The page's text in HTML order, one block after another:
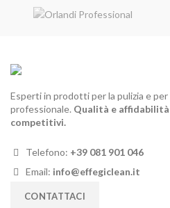
Esperti in prodotti per la pulizia e
professionale. Qualità e
competitivi.
Telefono: +39 081 901 046
Email: info@effegiclean.it
CONTATTACI